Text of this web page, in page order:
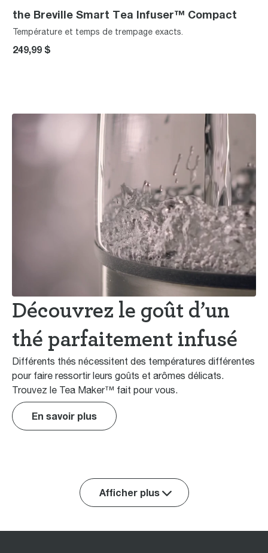
the Breville Smart Tea Infuser™ Compact
Température et temps de trempage exacts.
249,99 $
Découvrez le goût d’un
thé parfaitement infusé
Différents thés nécessitent des températures différentes
pour faire ressortir leurs goûts et arômes délicats.
Trouvez le Tea Maker™ fait pour vous.
En savoir plus
Afficher plus